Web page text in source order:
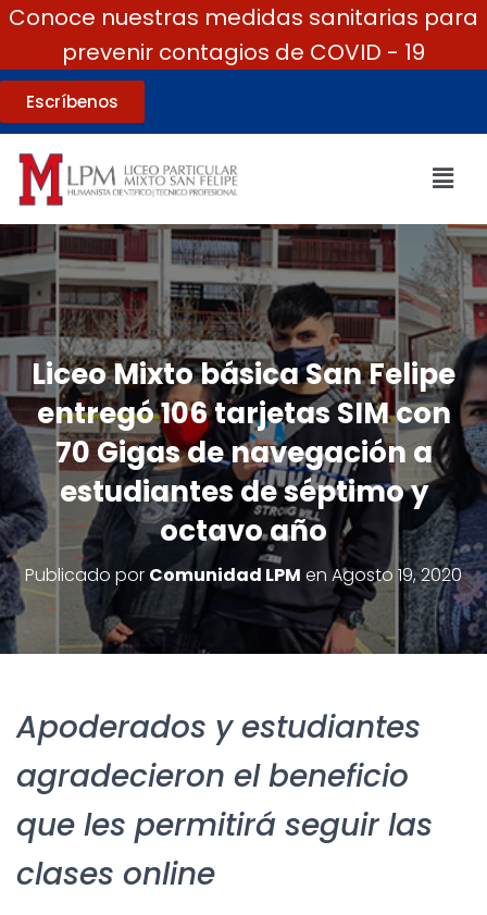
Conoce nuestras medidas sanitarias para
prevenir contagios de COVID - 19
Escríbenos
Liceo Mixto básica San Felipe
entregó 106 tarjetas SIM con
70 Gigas de navegación a
estudiantes de séptimo y
octavo año
Publicado por Comunidad LPM en Agosto 19, 2020
Apoderados y estudiantes
agradecieron el beneficio
que les permitirá seguir las
clases online